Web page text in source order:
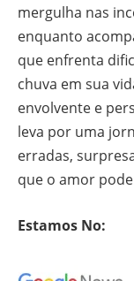
mergulha nas
enquanto
que enfrenta
chuva em sua
envolvente e
leva por uma
erradas,
que o amor
Estamos No: